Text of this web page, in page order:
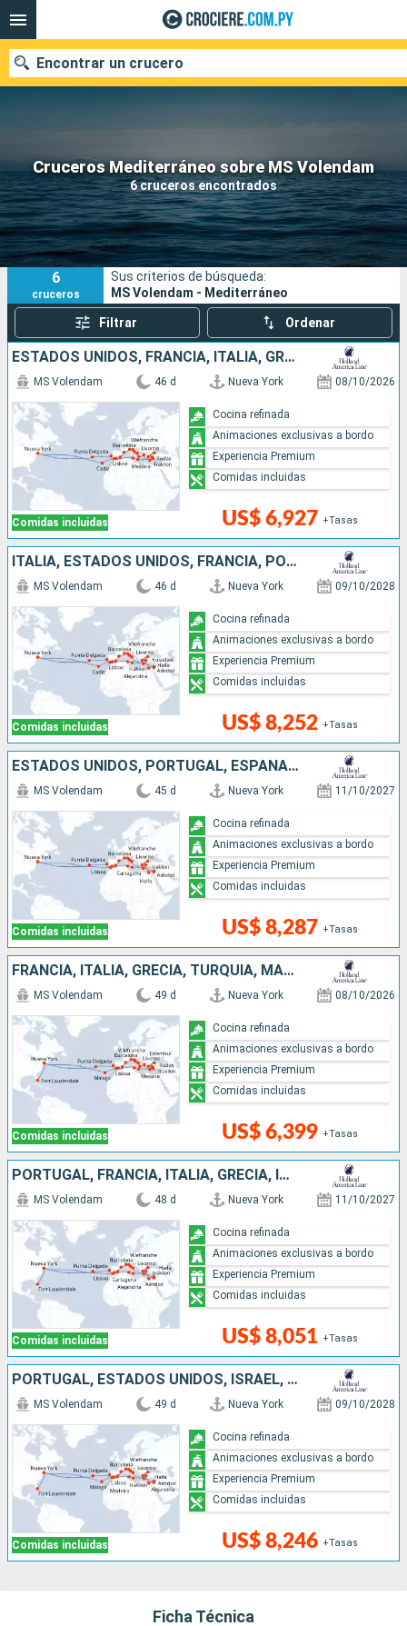
Cruceros Mediterráneo sobre MS Volendam
6 cruceros encontrados
Encontrar un crucero
Nuestros destinos
Fecha de salida
Puertos Compañías
Buscar
6
cruceros
Sus criterios de búsqueda:
MS Volendam - Mediterráneo
Filtrar Ordenar
ESTADOS UNIDOS, FRANCIA, ITALIA, GRECIA, TURQUÍA, MALTA, TÚNEZ, ESPAÑA, PORTUGAL
Comidas incluidas
MS Volendam 46 d Nueva York 08/10/2026
US$ 6,927 +Tasas
Cocina refinada
Animaciones exclusivas a bordo
Experiencia Premium
Comidas incluidas
ITALIA, ESTADOS UNIDOS, FRANCIA, PORTUGAL, ESPAÑA, ISRAEL, TÚNEZ, MALTA, GRECIA, TURQUÍA, EGIPTO
Comidas incluidas
MS Volendam 46 d Nueva York 09/10/2028
US$ 8,252 +Tasas
Cocina refinada
Animaciones exclusivas a bordo
Experiencia Premium
Comidas incluidas
ESTADOS UNIDOS, PORTUGAL, ESPAÑA, FRANCIA, ITALIA, GRECIA, ISRAEL, EGIPTO, TURQUÍA, MALTA, TÚNEZ, MARRUECOS
Comidas incluidas
MS Volendam 45 d Nueva York 11/10/2027
US$ 8,287 +Tasas
Cocina refinada
Animaciones exclusivas a bordo
Experiencia Premium
Comidas incluidas
FRANCIA, ITALIA, GRECIA, TURQUÍA, MALTA, TÚNEZ, ESPAÑA, PORTUGAL, ESTADOS UNIDOS
Comidas incluidas
MS Volendam 49 d Nueva York 08/10/2026
US$ 6,399 +Tasas
Cocina refinada
Animaciones exclusivas a bordo
Experiencia Premium
Comidas incluidas
PORTUGAL, FRANCIA, ITALIA, GRECIA, ISRAEL, EGIPTO, TURQUÍA, MALTA, TÚNEZ, ESPAÑA, MARRUECOS, ESTADOS UNIDOS
Comidas incluidas
MS Volendam 48 d Nueva York 11/10/2027
US$ 8,051 +Tasas
Cocina refinada
Animaciones exclusivas a bordo
Experiencia Premium
Comidas incluidas
PORTUGAL, ESTADOS UNIDOS, ISRAEL, ITALIA, TURQUÍA, ESPAÑA, FRANCIA, TÚNEZ, GRECIA, EGIPTO, MALTA
Comidas incluidas
MS Volendam 49 d Nueva York 09/10/2028
US$ 8,246 +Tasas
Cocina refinada
Animaciones exclusivas a bordo
Experiencia Premium
Comidas incluidas
Ficha Técnica